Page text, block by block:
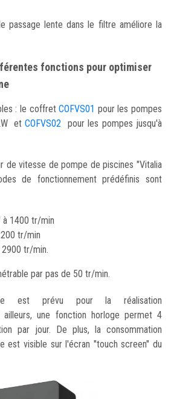
passage lente dans le filtre améliore la
fonctions pour optimiser
: le coffretCOFVS01 pour les pompes
etCOFVS02
pour les pompes jusqu'à
de vitesse de pompe de piscines "Vitalia
de fonctionnement prédéfinis sont
à 1400 tr/min
tr/min
tr/min.
par pas de 50 tr/min.
est prévu pour la réalisation
ailleurs, une fonction horloge permet 4
par jour. De plus, la consommation
est visible sur l'écran "touch screen" du